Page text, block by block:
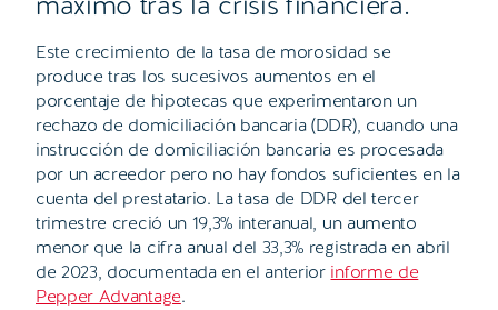
Este crecimiento de la tasa de morosidad se
produce tras los sucesivos aumentos en el
porcentaje de hipotecas que experimentaron un
rechazo de domiciliación bancaria (DDR), cuando una
instrucción de domiciliación bancaria es procesada
por un acreedor pero no hay fondos suficientes en la
cuenta del prestatario. La tasa de DDR del tercer
trimestre creció un 19,3% interanual, un aumento
menor que la cifra anual del 33,3% registrada en abril
de 2023, documentada en el anterior informe de
Pepper Advantage.